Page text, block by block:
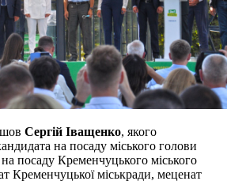
Сергій Іващенко, якого
на посаду міського голови
посаду Кременчуцького міського
Кременчуцької міськради, меценат